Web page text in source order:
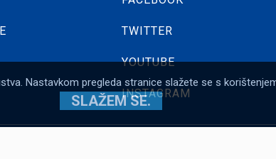
TWITTER
YOUTUBE
INSTAGRAM
Nastavkom pregleda stranice slažete se s
SLAŽEM SE.